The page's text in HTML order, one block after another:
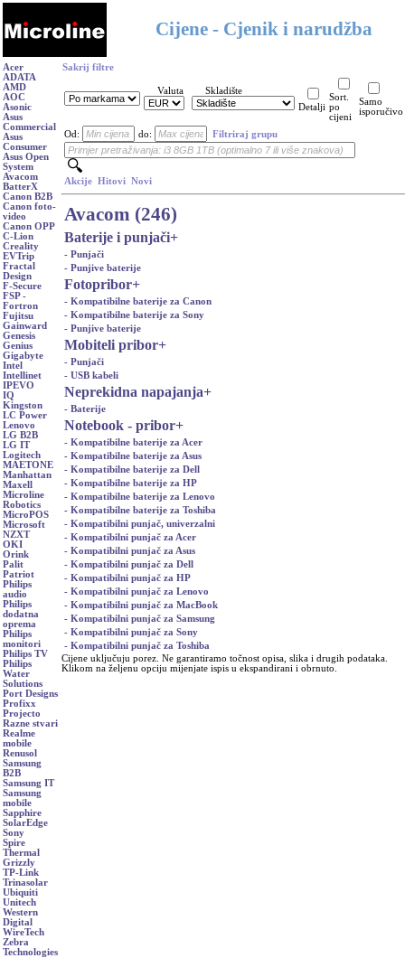
Cijene - Cjenik i narudžba
Acer
ADATA
AMD
AOC
Asonic
Asus
Commercial
Asus
Consumer
Asus Open
System
Avacom
BatterX
Canon B2B
Canon foto-
video
Canon OPP
C-Lion
Creality
EVTrip
Fractal
Design
F-Secure
FSP -
Fortron
Fujitsu
Gainward
Genesis
Genius
Gigabyte
Intel
Intellinet
IPEVO
IQ
Kingston
LC Power
Lenovo
LG B2B
LG IT
Logitech
MAETONE
Manhattan
Maxell
Microline
Robotics
MicroPOS
Microsoft
NZXT
OKI
Orink
Palit
Patriot
Philips
audio
Philips
dodatna
oprema
Philips
monitori
Philips TV
Philips
Water
Solutions
Port Designs
Profixx
Projecto
Razne stvari
Realme
mobile
Renusol
Samsung
B2B
Samsung IT
Samsung
mobile
Sapphire
SolarEdge
Sony
Spire
Thermal
Grizzly
TP-Link
Trinasolar
Ubiquiti
Unitech
Western
Digital
WireTech
Zebra
Technologies
Sakrij filtre
Valuta
Skladište
Detalji
Sort.
po
cijeni
Samo
isporučivo
Od: do: Filtriraj grupu
Akcije Hitovi Novi
Avacom (246)
Baterije i punjači+
- Punjači
- Punjive baterije
Fotopribor+
- Kompatibilne baterije za Canon
- Kompatibilne baterije za Sony
- Punjive baterije
Mobiteli pribor+
- Punjači
- USB kabeli
Neprekidna napajanja+
- Baterije
Notebook - pribor+
- Kompatibilne baterije za Acer
- Kompatibilne baterije za Asus
- Kompatibilne baterije za Dell
- Kompatibilne baterije za HP
- Kompatibilne baterije za Lenovo
- Kompatibilne baterije za Toshiba
- Kompatibilni punjač, univerzalni
- Kompatibilni punjač za Acer
- Kompatibilni punjač za Asus
- Kompatibilni punjač za Dell
- Kompatibilni punjač za HP
- Kompatibilni punjač za Lenovo
- Kompatibilni punjač za MacBook
- Kompatibilni punjač za Samsung
- Kompatibilni punjač za Sony
- Kompatibilni punjač za Toshiba
Cijene uključuju porez. Ne garantiramo točnost opisa, slika i drugih podataka.
Klikom na željenu opciju mijenjate ispis u ekspandirani i obrnuto.